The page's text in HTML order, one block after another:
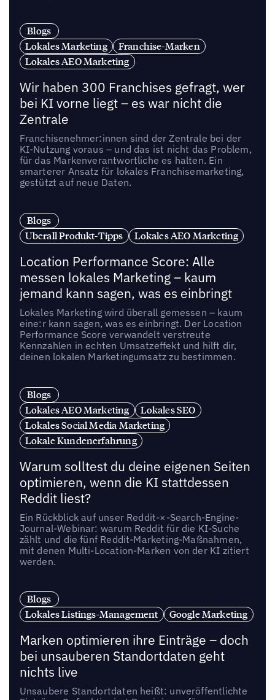
Blogs
Lokales Marketing
Franchise-Marken
Lokales AEO Marketing
Wir haben 300 Franchises gefragt, wer
bei KI vorne liegt – es war nicht die
Zentrale
Franchisenehmer:innen sind der Zentrale bei der
KI-Nutzung voraus – und das ist nicht das Problem,
für das Markenverantwortliche es halten. Ein
smarterer Ansatz für lokales Franchisemarketing,
gestützt auf neue Daten.
Blogs
Uberall Produkt-Tipps
Lokales AEO Marketing
Location Performance Score: Alle
messen lokales Marketing – kaum
jemand kann sagen, was es einbringt
Lokales Marketing wird überall gemessen – kaum
eine:r kann sagen, was es einbringt. Der Location
Performance Score verwandelt verstreute
Kennzahlen in echten Umsatzeffekt und hilft dir,
deinen lokalen Marketingumsatz zu bestimmen.
Blogs
Lokales AEO Marketing
Lokales SEO
Lokales Social Media Marketing
Lokale Kundenerfahrung
Warum solltest du deine eigenen Seiten
optimieren, wenn die KI stattdessen
Reddit liest?
Ein Rückblick auf unser Reddit-×-Search-Engine-
Journal-Webinar: warum Reddit für die KI-Suche
zählt und die fünf Reddit-Marketing-Maßnahmen,
mit denen Multi-Location-Marken von der KI zitiert
werden.
Blogs
Lokales Listings-Management
Google Marketing
Marken optimieren ihre Einträge – doch
bei unsauberen Standortdaten geht
nichts live
Unsaubere Standortdaten heißt: unveröffentlichte